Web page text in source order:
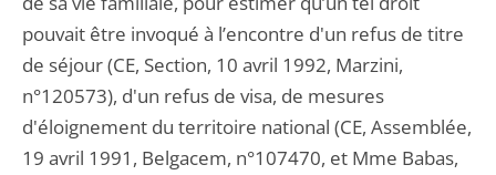
pouvait être invoqué à l’encontre d'un refus de titre
de séjour (CE, Section, 10 avril 1992, Marzini,
n°120573), d'un refus de visa, de mesures
d'éloignement du territoire national (CE, Assemblée,
19 avril 1991, Belgacem, n°107470, et Mme Babas,